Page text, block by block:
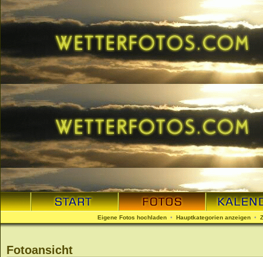
Eigene Fotos hochladen • Hauptkategorien anzeigen •
Fotoansicht